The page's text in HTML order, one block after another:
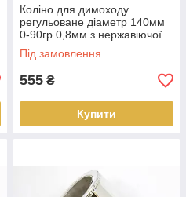
Коліно для димоходу
регульоване діаметр 140мм
0-90гр 0,8мм з нержавіючої
сталі AISI 304
Під замовлення
555 ₴
Купити